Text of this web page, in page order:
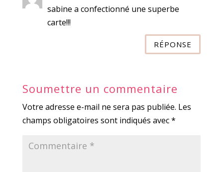
sabine a confectionné une superbe
carte!!!
RÉPONSE
Soumettre un commentaire
Votre adresse e-mail ne sera pas publiée. Les
champs obligatoires sont indiqués avec*